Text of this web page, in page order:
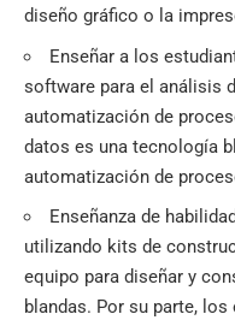
diseño gráfico o la
Enseñar a los
software para el análisis
automatización de
datos es una tecnología
automatización de
Enseñanza de
utilizando kits de
equipo para diseñar y
blandas. Por su parte,